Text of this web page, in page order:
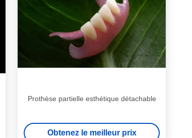
Prothèse partielle esthétique détachable
Obtenez le meilleur prix